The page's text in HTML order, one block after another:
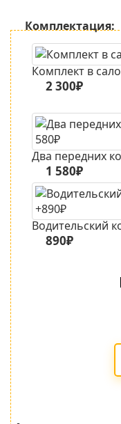
Комплектация:
Комплект в
2 300₽
Два передних
1 580₽
Водительский
890₽